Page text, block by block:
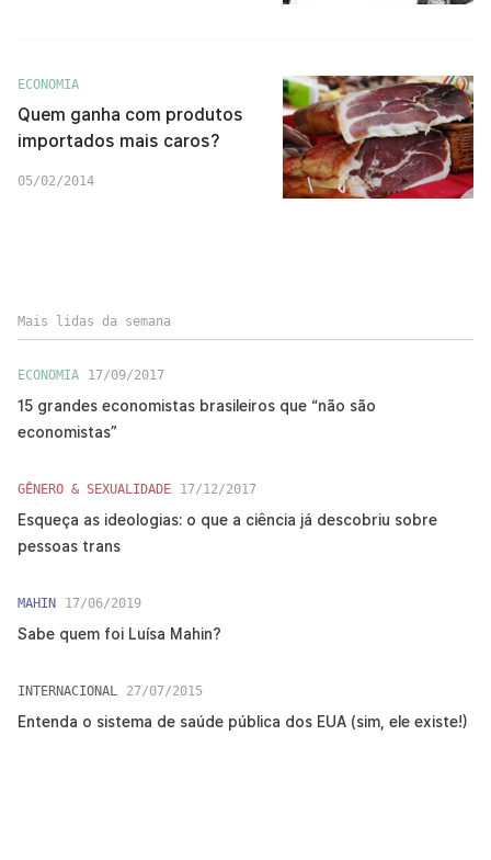
ECONOMIA
Quem ganha com produtos
importados mais caros?
05/02/2014
Mais lidas da semana
ECONOMIA 17/09/2017
15 grandes economistas brasileiros que “não são
economistas”
GÊNERO & SEXUALIDADE 17/12/2017
Esqueça as ideologias: o que a ciência já descobriu sobre
pessoas trans
MAHIN 17/06/2019
Sabe quem foi Luísa Mahin?
INTERNACIONAL 27/07/2015
Entenda o sistema de saúde pública dos EUA (sim, ele existe!)